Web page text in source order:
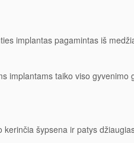
implantas pagamintas iš
implantams taiko viso gyvenimo
šypsena ir patys